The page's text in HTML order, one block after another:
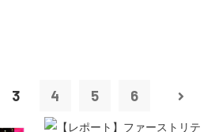
3 4 5 6